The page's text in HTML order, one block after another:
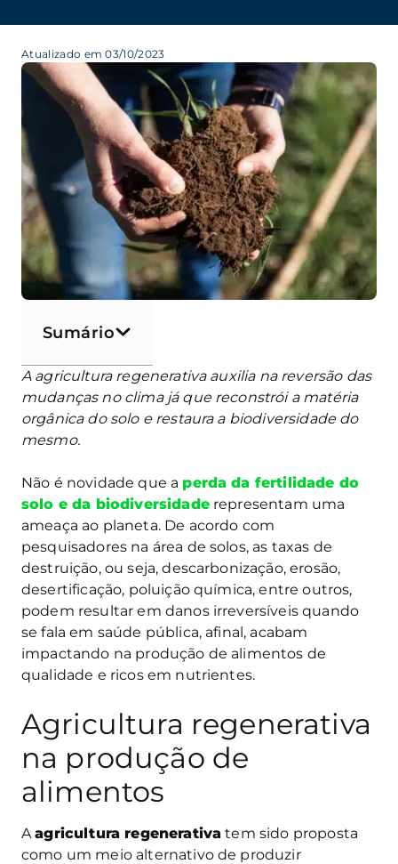
Atualizado em 03/10/2023
Sumário
A agricultura regenerativa auxilia na reversão das
mudanças no clima já que reconstrói a matéria
orgânica do solo e restaura a biodiversidade do
mesmo.
Não é novidade que a perda da fertilidade do
solo e da biodiversidaderepresentam uma
ameaça ao planeta. De acordo com
pesquisadores na área de solos, as taxas de
destruição, ou seja, descarbonização, erosão,
desertificação, poluição química, entre outros,
podem resultar em danos irreversíveis quando
se fala em saúde pública, afinal, acabam
impactando na produção de alimentos de
qualidade e ricos em nutrientes.
Agricultura regenerativa
na produção de
alimentos
Aagricultura regenerativa tem sido proposta
como um meio alternativo de produzir